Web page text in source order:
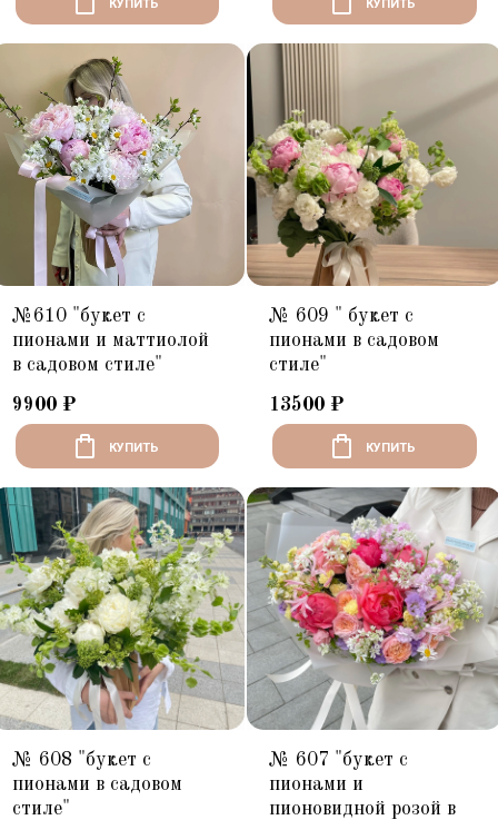
КУПИТЬ КУПИТЬ
№610 "букет с
пионами и маттиолой
в садовом стиле"
9900 ₽
КУПИТЬ
№ 609 " букет с
пионами в садовом
стиле"
13500 ₽
КУПИТЬ
№ 608 "букет с
пионами в садовом
стиле"
№ 607 "букет с
пионами и
пионовидной розой в